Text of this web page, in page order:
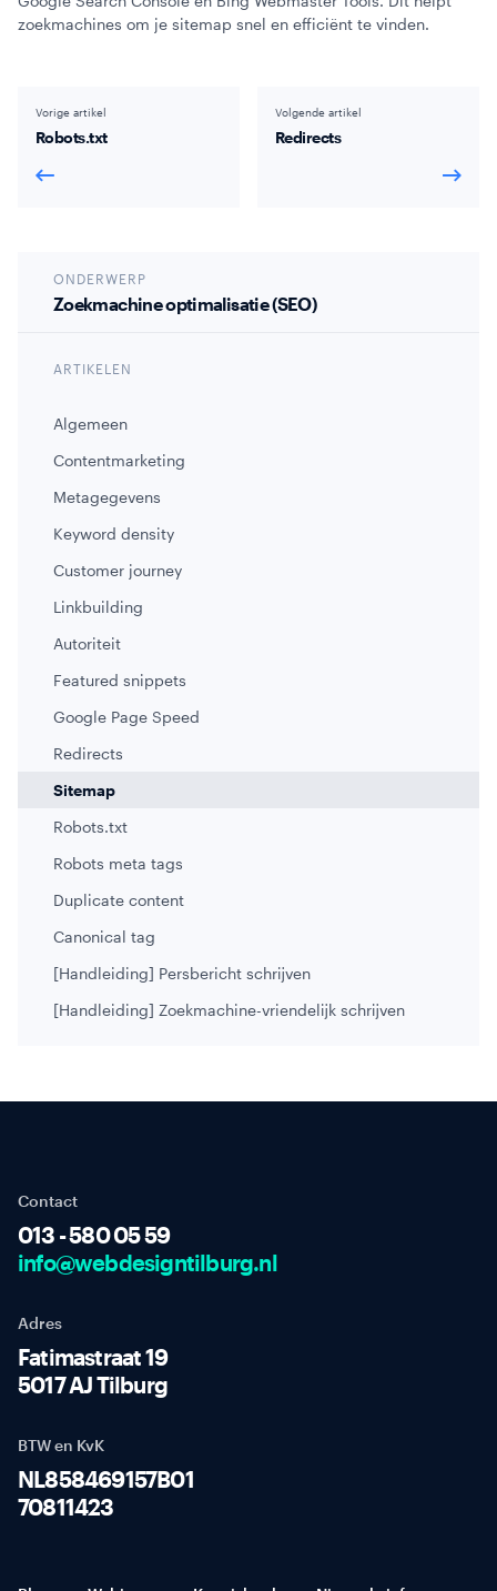
zoekmachines om je sitemap snel en efficiënt te vinden.
Vorige artikel
Robots.txt
Volgende artikel
Redirects
ONDERWERP
Zoekmachine optimalisatie (SEO)
ARTIKELEN
Algemeen
Contentmarketing
Metagegevens
Keyword density
Customer journey
Linkbuilding
Autoriteit
Featured snippets
Google Page Speed
Redirects
Sitemap
Robots.txt
Robots meta tags
Duplicate content
Canonical tag
[Handleiding] Persbericht schrijven
[Handleiding] Zoekmachine-vriendelijk schrijven
Contact
013 - 580 05 59
info@webdesigntilburg.nl
Adres
Fatimastraat 19
5017 AJ Tilburg
BTW en KvK
NL858469157B01
70811423